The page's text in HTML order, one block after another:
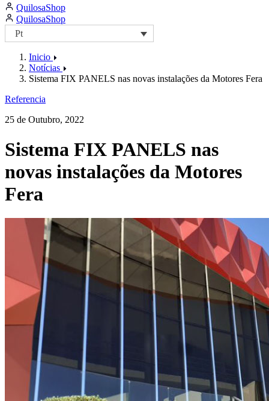
page
page
https://facebook.com/QuilosaPortugal
page
QuilosaShop
QuilosaShop
Pt
Inicio
Notícias
Sistema FIX PANELS nas novas instalações da Motores Fera
Referencia
25 de Outubro, 2022
Sistema FIX PANELS nas
novas instalações da Motores
Fera